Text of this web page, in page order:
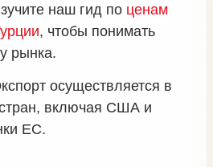
наш гид по ценам
, чтобы понимать
рынка.
осуществляется в
включая США и
ЕС.